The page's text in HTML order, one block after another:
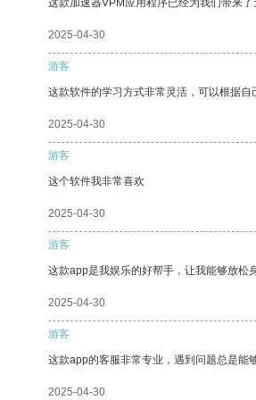
这款加速器VPM应用程序已经为我们带来
2025-04-30
游客
这款软件的学习方式非常灵活，可以根据自
2025-04-30
游客
这个软件我非常喜欢
2025-04-30
游客
这款app是我娱乐的好帮手，让我能够放松
2025-04-30
游客
这款app的客服非常专业，遇到问题总是能
2025-04-30